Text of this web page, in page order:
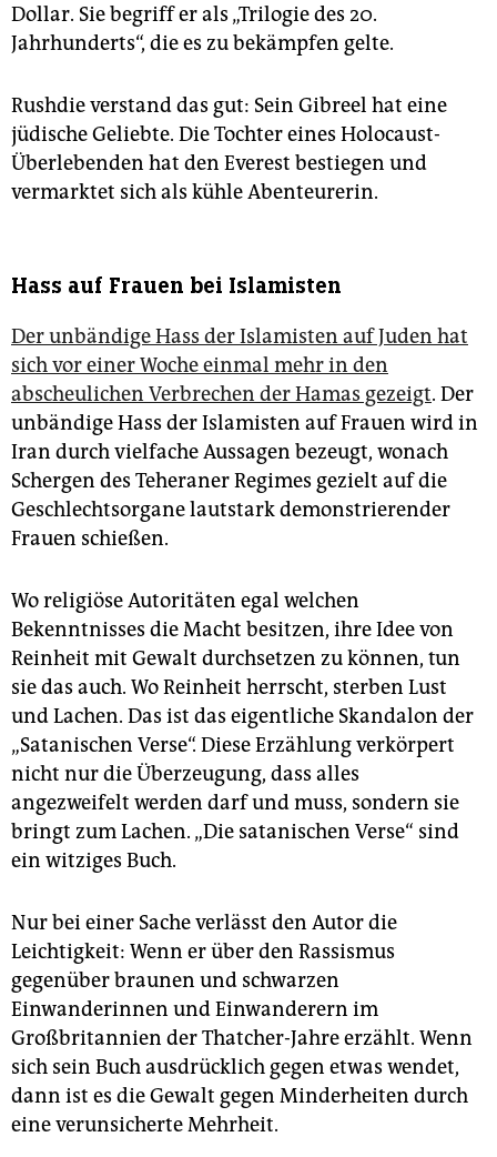
Dollar. Sie begriff er als „Trilogie des 20.
Jahrhunderts“, die es zu bekämpfen gelte.
Rushdie verstand das gut: Sein Gibreel hat eine
jüdische Geliebte. Die Tochter eines Holocaust-
Überlebenden hat den Everest bestiegen und
vermarktet sich als kühle Abenteurerin.
Hass auf Frauen bei Islamisten
Der unbändige Hass der Islamisten auf Juden hat
sich vor einer Woche einmal mehr in den
abscheulichen Verbrechen der Hamas gezeigt. Der
un­bändige Hass der Islamisten auf Frauen wird in
Iran durch vielfache Aussagen bezeugt, wonach
Schergen des Teheraner Re­gimes gezielt auf die
Geschlechtsorgane lautstark demonstrierender
Frauen schießen.
Wo religiöse Autoritäten egal welchen
Bekenntnisses die Macht besitzen, ihre Idee von
Reinheit mit Gewalt durchsetzen zu können, tun
sie das auch. Wo Reinheit herrscht, sterben Lust
und Lachen. Das ist das eigentliche Skandalon der
„Satanischen Verse“. Diese Erzählung verkörpert
nicht nur die Überzeugung, dass alles
angezweifelt werden darf und muss, sondern sie
bringt zum Lachen. „Die satanischen Verse“ sind
ein witziges Buch.
Nur bei einer Sache verlässt den Autor die
Leichtigkeit: Wenn er über den Rassismus
gegenüber braunen und schwarzen
Einwanderinnen und Einwanderern im
Großbritannien der Thatcher-Jahre erzählt. Wenn
sich sein Buch ausdrücklich gegen etwas wendet,
dann ist es die Gewalt gegen Minderheiten durch
eine verunsicherte Mehrheit.